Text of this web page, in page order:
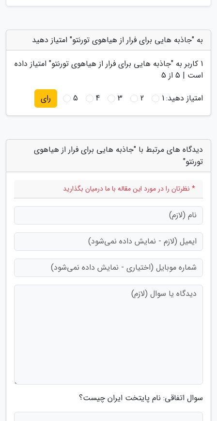
به "جاذبه هایی برای فرار از هیاهوی تورنتو" امتیاز دهید
1 کاربر به "جاذبه هایی برای فرار از هیاهوی تورنتو" امتیاز داده
است | 5 از 5
امتیاز دهید:1
2
3
4
5 رای
دیدگاه های مرتبط با "جاذبه هایی برای فرار از هیاهوی
تورنتو"
* نظرتان را در مورد این مقاله با ما درمیان بگذارید
سوال اتفاقی: نام پایتخت ایران چیست؟